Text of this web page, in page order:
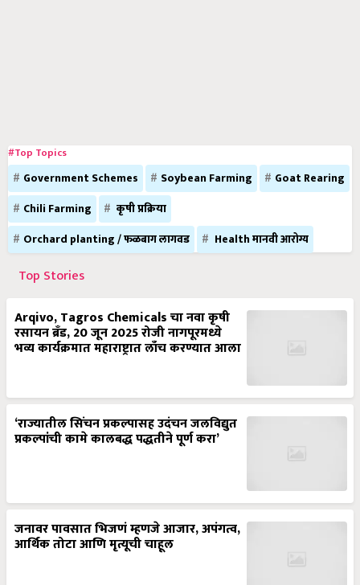
#Top Topics
Government Schemes Soybean Farming
Goat Rearing
Chili Farming
कृषी प्रक्रिया
Orchard planting / फळबाग लागवड
Health मानवी आरोग्य
Top Stories
Arqivo, Tagros Chemicals चा नवा कृषी
रसायन ब्रँड, 20 जून 2025 रोजी नागपूरमध्ये
भव्य कार्यक्रमात महाराष्ट्रात लाँच करण्यात आला
‘राज्यातील सिंचन प्रकल्पासह उदंचन जलविद्युत
प्रकल्पांची कामे कालबद्ध पद्धतीने पूर्ण करा’
जनावर पावसात भिजणं म्हणजे आजार, अपंगत्व,
आर्थिक तोटा आणि मृत्यूची चाहूल